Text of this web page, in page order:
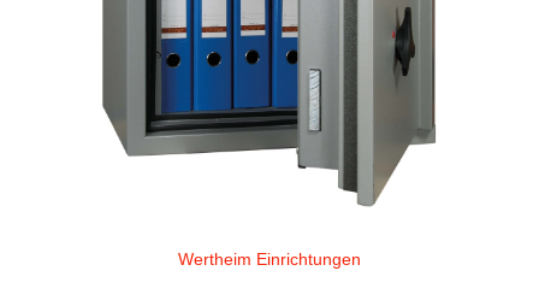
Wertheim Einrichtungen